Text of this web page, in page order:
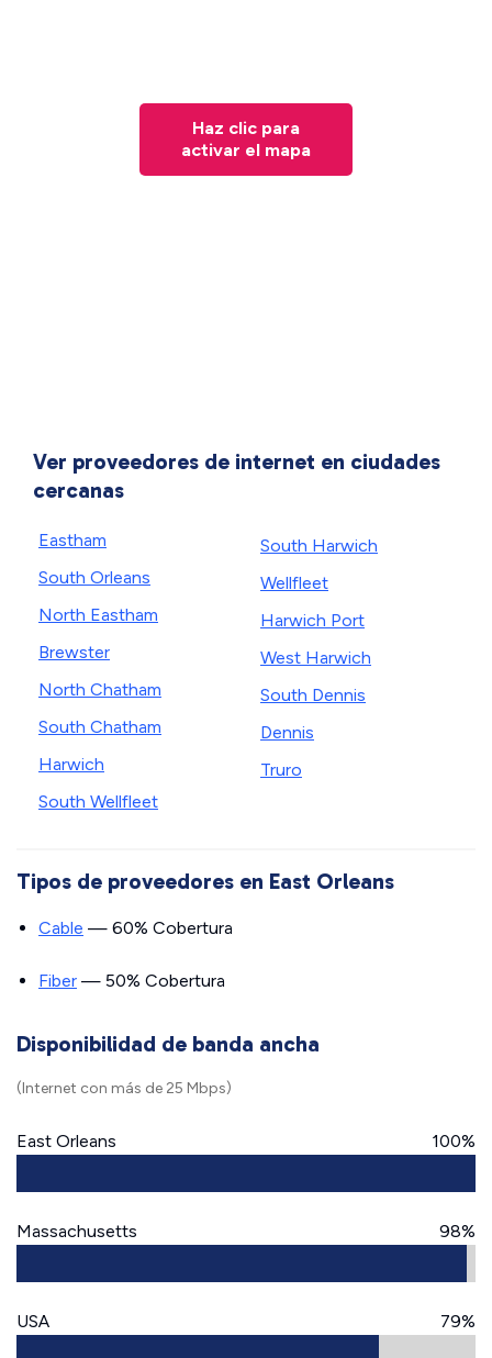
Haz clic para
activar el mapa
Ver proveedores de internet en ciudades
cercanas
Eastham
South Orleans
North Eastham
Brewster
North Chatham
South Chatham
Harwich
South Wellfleet
South Harwich
Wellfleet
Harwich Port
West Harwich
South Dennis
Dennis
Truro
Tipos de proveedores en East Orleans
Cable — 60% Cobertura
Fiber — 50% Cobertura
Disponibilidad de banda ancha
(Internet con más de 25 Mbps)
East Orleans 100%
Massachusetts 98%
USA 79%